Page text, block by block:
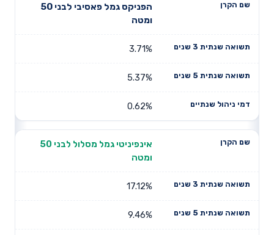
שנתית 3
תשואה
דמי ניהול
הפניקס גמל פאסיבי לבני 50
ומטה
3.71%
5.37%
0.62%
אינפיניטי גמל מסלול לבני 50
ומטה
17.12%
9.46%